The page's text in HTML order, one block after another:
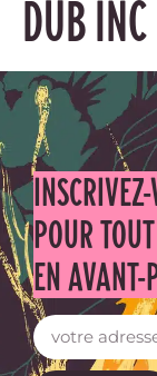
DUB INC
POUR
EN AVANT-